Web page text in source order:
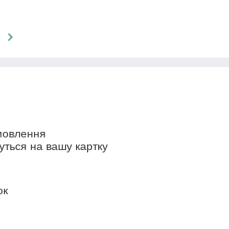
на вашу картку